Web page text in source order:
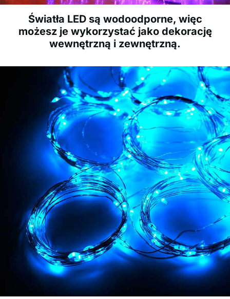
Światła LED są wodoodporne, więc
możesz je wykorzystać jako dekorację
wewnętrzną i zewnętrzną.